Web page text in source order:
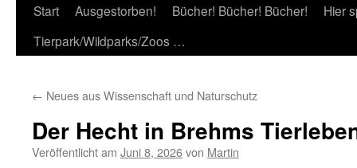
Start Ausgestorben! Bücher! Bücher! Bücher!
Hier
Tierpark/Wildparks/Zoos …
← Neues aus Wissenschaft und Naturschutz
Der Hecht in Brehms
Veröffentlicht am Juni 8, 2026von Martin